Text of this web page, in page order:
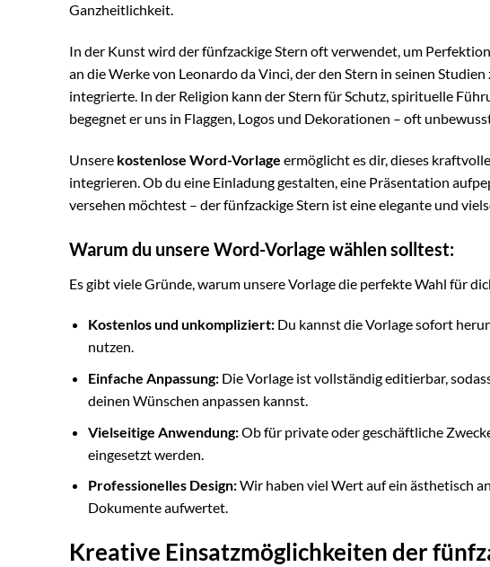
Ganzheitlichkeit.
In der Kunst wird der fünfzackige Stern oft verwendet, um
an die Werke von Leonardo da Vinci, der den Stern in seinen
integrierte. In der Religion kann der Stern für Schutz, spirituelle
begegnet er uns in Flaggen, Logos und Dekorationen – oft
Unsere kostenlose Word-Vorlage ermöglicht es dir, dieses
integrieren. Ob du eine Einladung gestalten, eine Präsentation
versehen möchtest – der fünfzackige Stern ist eine elegante und
Warum du unsere Word-Vorlage wählen solltest:
Es gibt viele Gründe, warum unsere Vorlage die perfekte Wahl für
Kostenlos und unkompliziert:Du kannst die Vorlage sofort
nutzen.
Einfache Anpassung:Die Vorlage ist vollständig editierbar,
deinen Wünschen anpassen kannst.
Vielseitige Anwendung:Ob für private oder geschäftliche
eingesetzt werden.
Professionelles Design:Wir haben viel Wert auf ein ästhetisch
Dokumente aufwertet.
Kreative Einsatzmöglichkeiten der